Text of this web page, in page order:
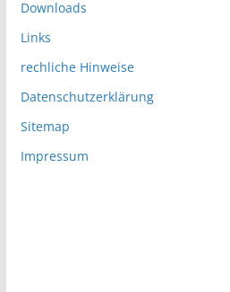
Downloads
Links
rechliche Hinweise
Datenschutzerklärung
Sitemap
Impressum